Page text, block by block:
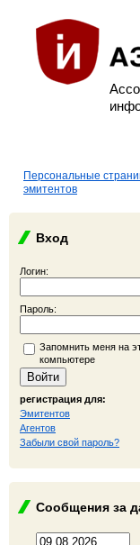
Персональные
эмитентов
Вход
Логин:
Пароль:
Запомнить меня на
компьютере
регистрация для:
Эмитентов
Агентов
Забыли свой пароль?
Сообщения за